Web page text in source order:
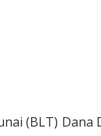
(BLT) Dana